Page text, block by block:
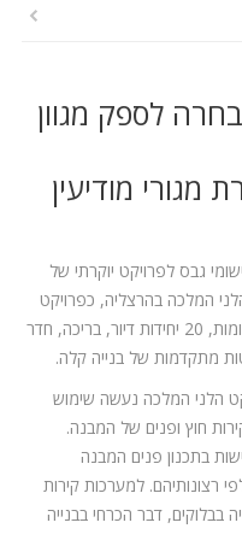
לספק מגוון
מגורי מודיעין
גבס לפרויקט יוקרתי של
המלכה בהרצליה, כפרויקט
של קבוצת רכישה. הפרויקט כולל בניין 7 קומות, 20 יחידות דיור, בריכה, חדר
מתקדמות של בנייה קלה.
הלני המלכה נעשה שימוש
חוץ ופנים של המבנה.
בתכנון פנים המבנה
רצונותיהם. למערכות קירות
בבלוקים, דבר הכרחי בבנייה